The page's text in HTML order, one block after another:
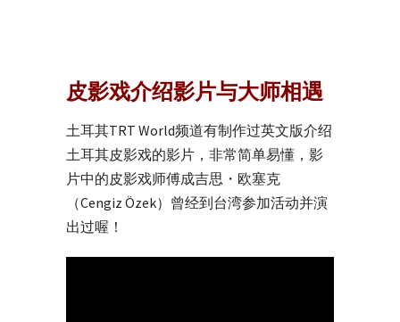
皮影戏介绍影片与大师相遇
土耳其TRT World频道有制作过英文版介绍
土耳其皮影戏的影片，非常简单易懂，影
片中的皮影戏师傅成吉思・欧塞克
（Cengiz Özek）曾经到台湾参加活动并演
出过喔！